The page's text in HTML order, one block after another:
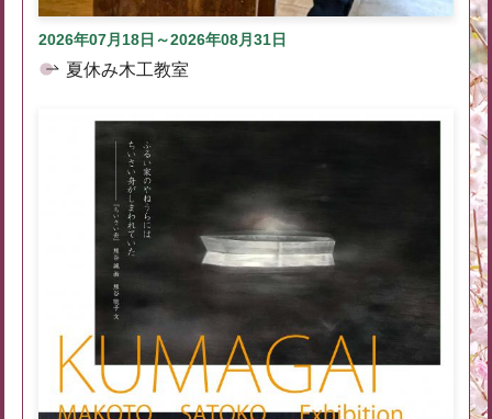
2026年07月18日～2026年08月31日
夏休み木工教室